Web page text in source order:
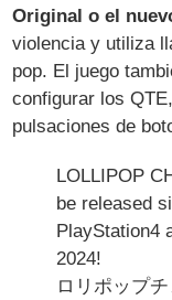
Original o el
violencia y utiliza
pop. El juego
configurar los
pulsaciones de
LOLLIPOP
be released
PlayStation4
2024!
ロリポップ